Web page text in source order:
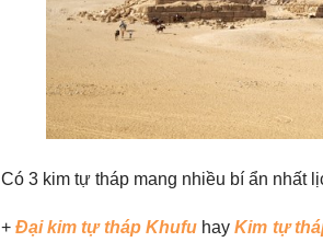
Có 3 kim tự tháp mang nhiều bí ẩn nhất
+ Đại kim tự tháp KhufuhayKim tự